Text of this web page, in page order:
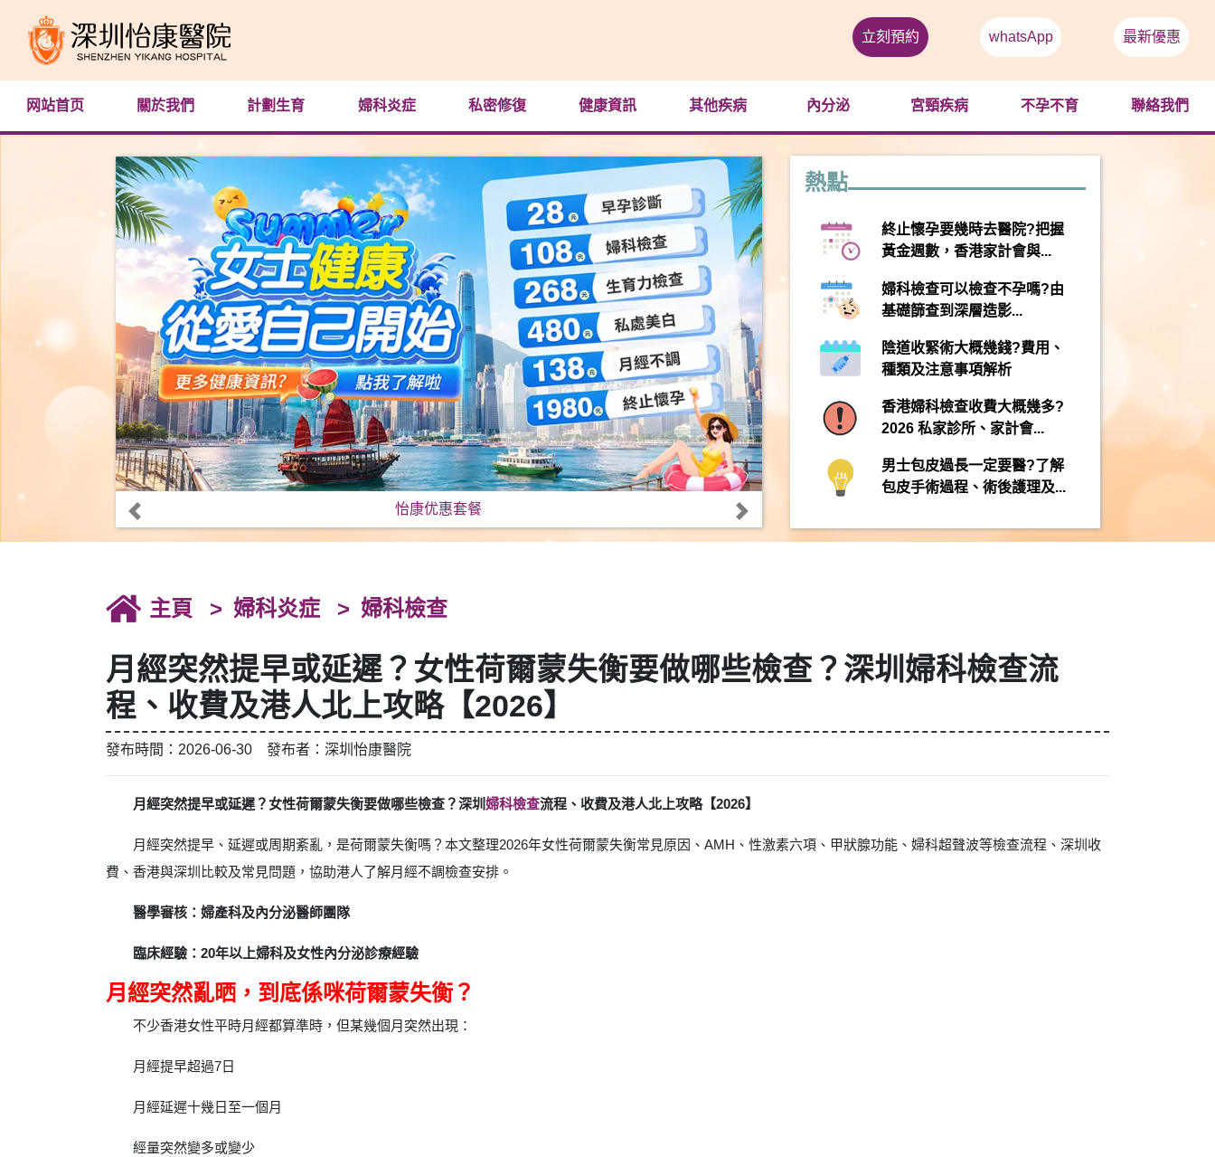
立刻預約 whatsApp 最新優惠
网站首页 關於我們 計劃生育 婦科炎症 私密修復 健康資訊 其他疾病 內分泌 宮頸疾病 不孕不育 聯絡我們
怡康优惠套餐
熱點
終止懷孕要幾時去醫院?把握
黃金週數，香港家計會與...
婦科檢查可以檢查不孕嗎?由
基礎篩查到深層造影...
陰道收緊術大概幾錢?費用、
種類及注意事項解析
香港婦科檢查收費大概幾多?
2026 私家診所、家計會...
男士包皮過長一定要醫?了解
包皮手術過程、術後護理及...
主頁 婦科炎症 婦科檢查
月經突然提早或延遲？女性荷爾蒙失衡要做哪些檢查？深圳婦科檢查流
程、收費及港人北上攻略【2026】
發布時間：2026-06-30 發布者：深圳怡康醫院
月經突然提早或延遲？女性荷爾蒙失衡要做哪些檢查？深圳 婦科檢查流程、收費及港人北上攻略【2026】
月經突然提早、延遲或周期紊亂，是荷爾蒙失衡嗎？本文整理2026年女性荷爾蒙失衡常見原因、AMH、性激素六項、甲狀腺功能、婦科超聲波等檢查流程、深圳收
費、香港與深圳比較及常見問題，協助港人了解月經不調檢查安排。
醫學審核：婦產科及內分泌醫師團隊
臨床經驗：20年以上婦科及女性內分泌診療經驗
月經突然亂晒，到底係咪荷爾蒙失衡？
不少香港女性平時月經都算準時，但某幾個月突然出現：
月經提早超過7日
月經延遲十幾日至一個月
經量突然變多或變少